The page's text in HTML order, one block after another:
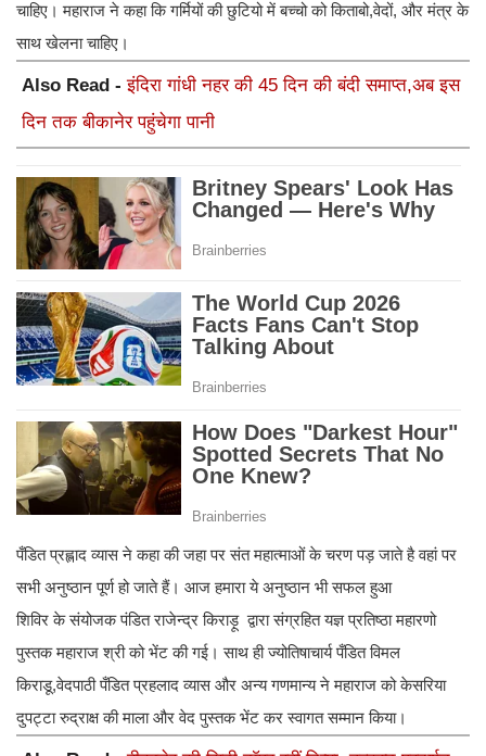
चाहिए। महाराज ने कहा कि गर्मियों की छुटियो में बच्चो को किताबो,वेदों, और मंत्र के
साथ खेलना चाहिए।
Also Read -इंदिरा गांधी नहर की 45 दिन की बंदी समाप्त,अब इस
दिन तक बीकानेर पहुंचेगा पानी
पँडित प्रह्लाद व्यास ने कहा की जहा पर संत महात्माओं के चरण पड़ जाते है वहां पर
सभी अनुष्ठान पूर्ण हो जाते हैं। आज हमारा ये अनुष्ठान भी सफल हुआ
शिविर के संयोजक पंडित राजेन्द्र किराड़ू द्वारा संग्रहित यज्ञ प्रतिष्ठा महारणो
पुस्तक महाराज श्री को भेंट की गई। साथ ही ज्योतिषाचार्य पँडित विमल
किराडू,वेदपाठी पँडित प्रहलाद व्यास और अन्य गणमान्य ने महाराज को केसरिया
दुपट्टा रुद्राक्ष की माला और वेद पुस्तक भेंट कर स्वागत सम्मान किया।